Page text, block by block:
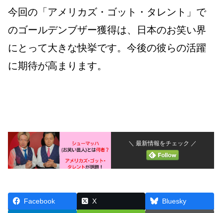
今回の「アメリカズ・ゴット・タレント」で
のゴールデンブザー獲得は、日本のお笑い界
にとって大きな快挙です。今後の彼らの活躍
に期待が高まります。
＼ 最新情報をチェック ／
Facebook X Bluesky